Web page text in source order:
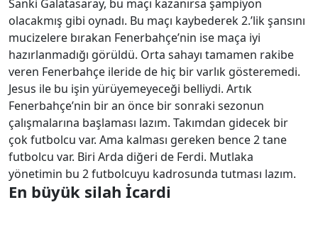
Sanki Galatasaray, bu maçı kazanırsa şampiyon
olacakmış gibi oynadı. Bu maçı kaybederek 2.’lik şansını
mucizelere bırakan Fenerbahçe’nin ise maça iyi
hazırlanmadığı görüldü. Orta sahayı tamamen rakibe
veren Fenerbahçe ileride de hiç bir varlık gösteremedi.
Jesus ile bu işin yürüyemeyeceği belliydi. Artık
Fenerbahçe’nin bir an önce bir sonraki sezonun
çalışmalarına başlaması lazım. Takımdan gidecek bir
çok futbolcu var. Ama kalması gereken bence 2 tane
futbolcu var. Biri Arda diğeri de Ferdi. Mutlaka
yönetimin bu 2 futbolcuyu kadrosunda tutması lazım.
En büyük silah İcardi